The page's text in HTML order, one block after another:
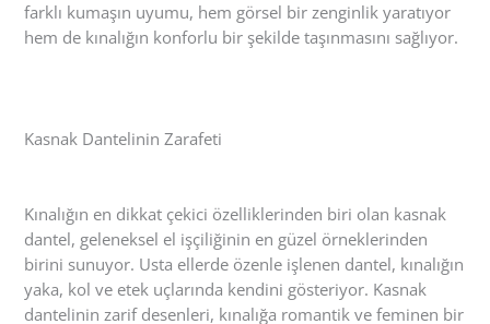
farklı kumaşın uyumu, hem görsel bir zenginlik yaratıyor
hem de kınalığın konforlu bir şekilde taşınmasını sağlıyor.
Kasnak Dantelinin Zarafeti
Kınalığın en dikkat çekici özelliklerinden biri olan kasnak
dantel, geleneksel el işçiliğinin en güzel örneklerinden
birini sunuyor. Usta ellerde özenle işlenen dantel, kınalığın
yaka, kol ve etek uçlarında kendini gösteriyor. Kasnak
dantelinin zarif desenleri, kınalığa romantik ve feminen bir